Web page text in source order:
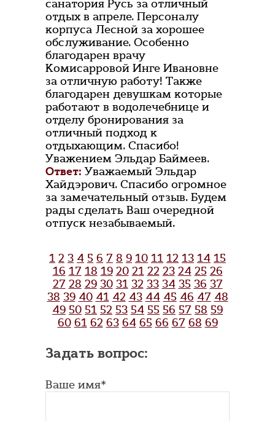
санатория Русь за отличный
отдых в апреле. Персоналу
корпуса Лесной за хорошее
обслуживание. Особенно
благодарен врачу
Комисарровой Инге Ивановне
за отличную работу! Также
благодарен девушкам которые
работают в водолечебнице и
отделу бронирования за
отличный подход к
отдыхающим. Спасибо!
Уважением Эльдар Баймеев.
Ответ: Уважаемый Эльдар
Хайдэрович. Спасибо огромное
за замечательный отзыв. Будем
рады сделать Ваш очередной
отпуск незабываемый.
1 2 3 4 5 6 7 8 9 10 11 12 13 14 15
16 17 18 19 20 21 22 23 24 25 26
27 28 29 30 31 32 33 34 35 36 37
38 39 40 41 42 43 44 45 46 47 48
49 50 51 52 53 54 55 56 57 58 59
60 61 62 63 64 65 66 67 68 69
Задать вопрос:
Ваше имя*